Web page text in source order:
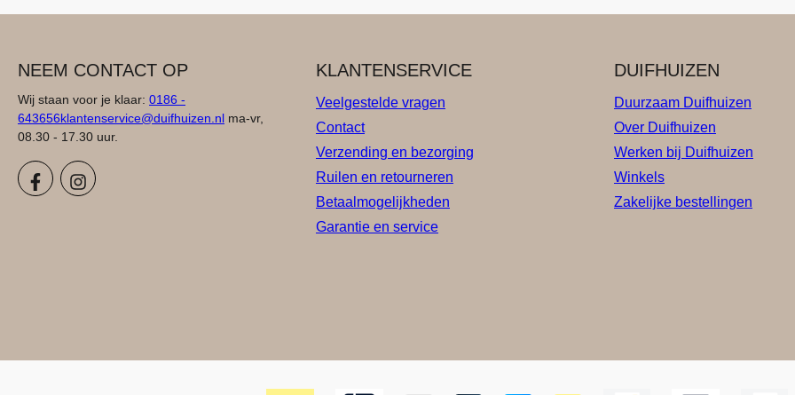
NEEM CONTACT OP
Wij staan voor je klaar: 0186 -
643656klantenservice@duifhuizen.nl ma-vr,
08.30 - 17.30 uur.
KLANTENSERVICE
Veelgestelde vragen
Contact
Verzending en bezorging
Ruilen en retourneren
Betaalmogelijkheden
Garantie en service
DUIFHUIZEN
Duurzaam Duifhuizen
Over Duifhuizen
Werken bij Duifhuizen
Winkels
Zakelijke bestellingen